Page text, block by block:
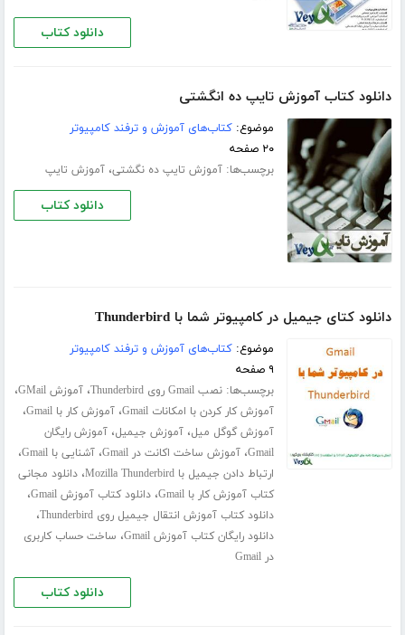
دانلود کتاب
دانلود کتاب آموزش تایپ ده انگشتی
موضوع:کتاب‌های آموزش و ترفند کامپیوتر
۲۰ صفحه
برچسب‌ها:آموزش تایپ ده‌ نگشتی،آموزش تایپ
دانلود کتاب
دانلود کتای جیمیل در کامپیوتر شما با Thunderbird
موضوع:کتاب‌های آموزش و ترفند کامپیوتر
۹ صفحه
برچسب‌ها:نصب Gmail روی Thunderbird ،آموزش GMail ،
آموزش کار کردن با امکانات Gmail ،آموزش کار با Gmail ،
آموزش گوگل میل،آموزش جیمیل،آموزش رایگان
Gmail،آموزش ساخت اکانت در Gmail ،آشنایی با Gmail ،
ارتباط دادن جیمیل با Mozilla Thunderbird ،دانلود مجانی
کتاب آموزش کار با Gmail
،دانلود کتاب آموزش Gmail ،
دانلود کتاب آموزش انتقال جیمیل روی Thunderbird ،
دانلود رایگان کتاب آموزش Gmail ، ساخت حساب کاربری
در Gmail
دانلود کتاب